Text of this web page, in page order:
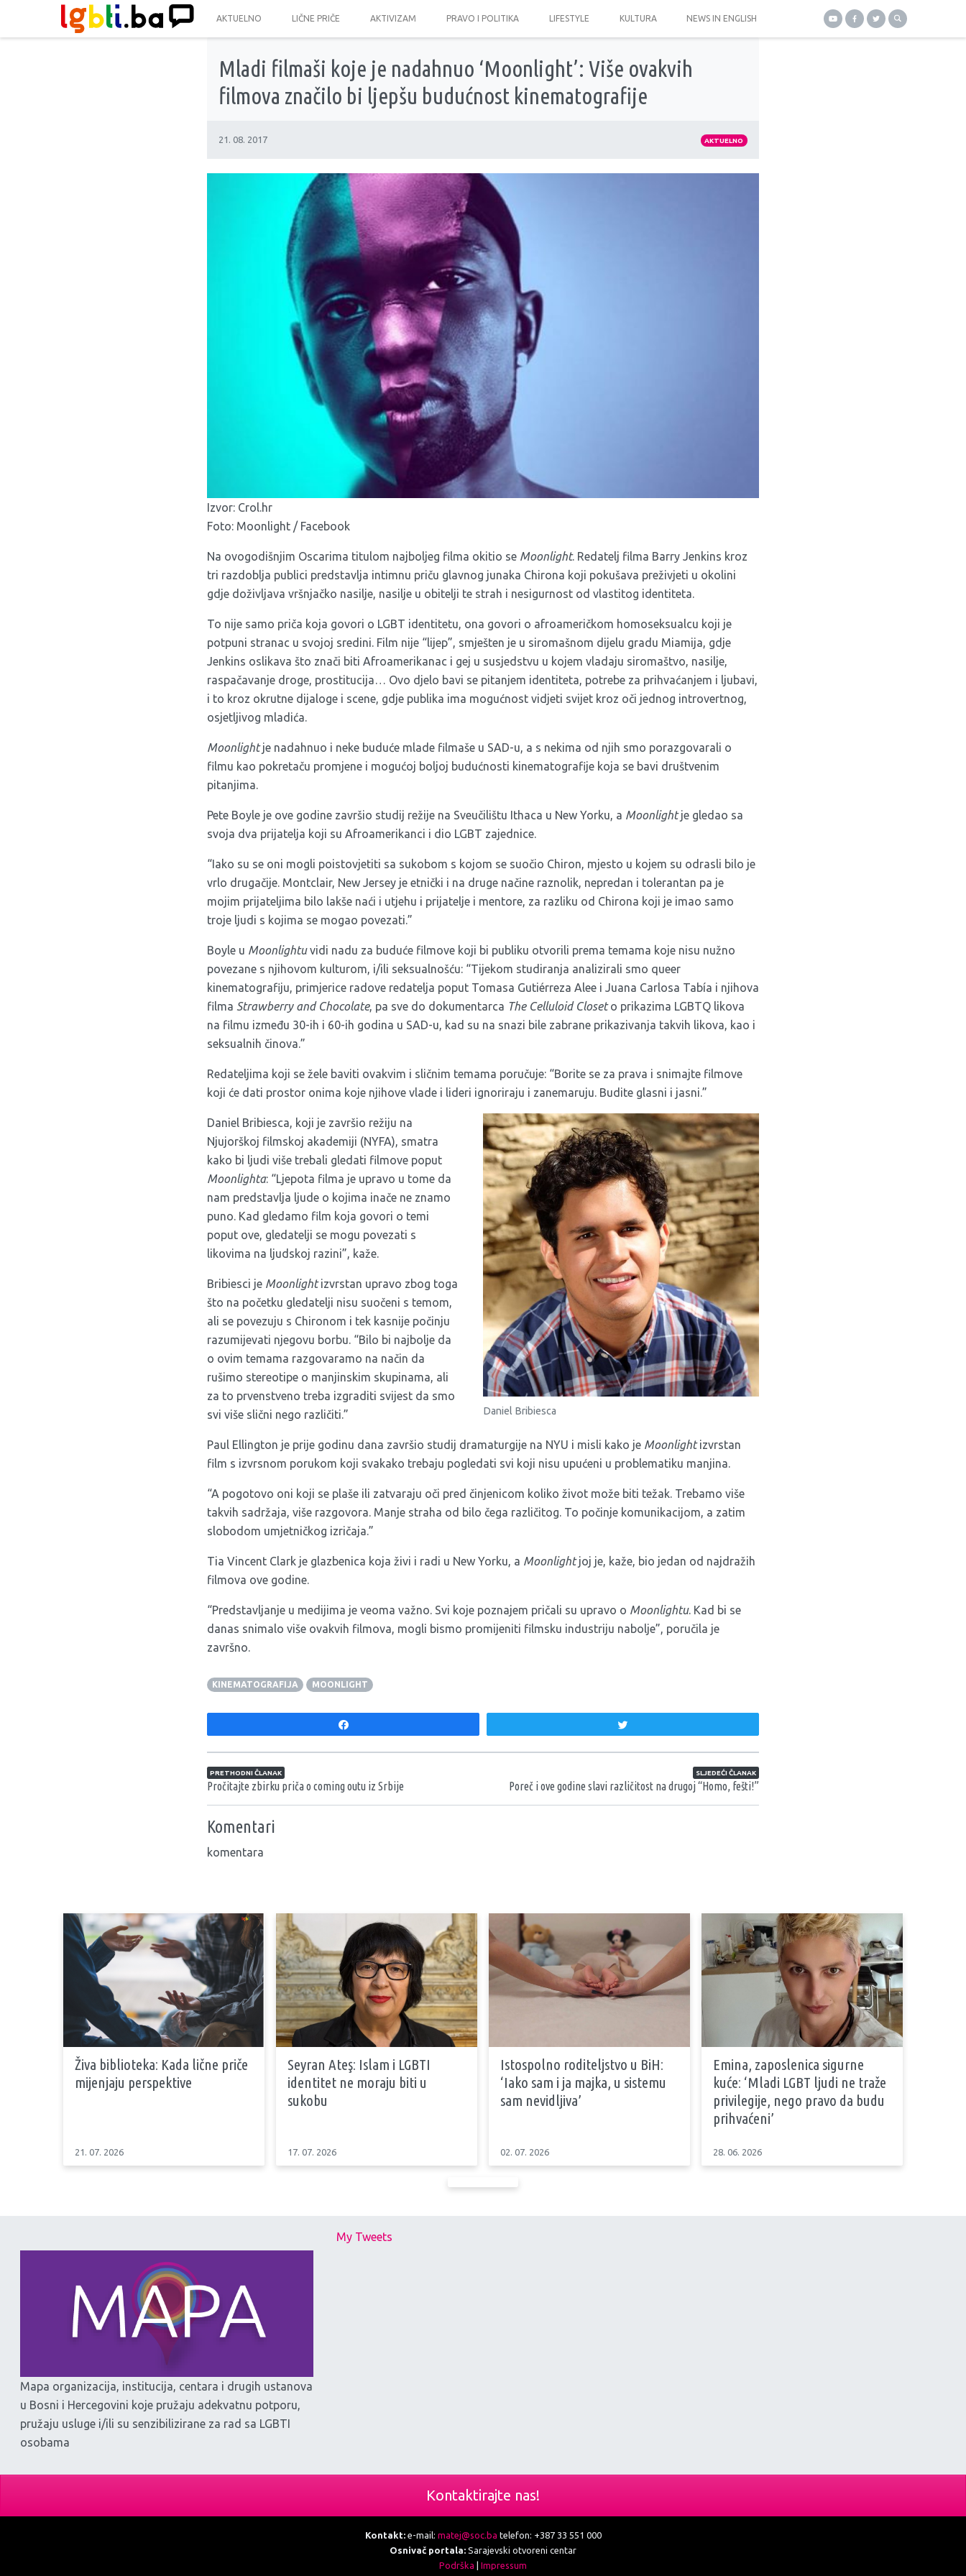
AKTUELNO LIČNE PRIČE AKTIVIZAM PRAVO I POLITIKA LIFESTYLE KULTURA NEWS IN ENGLISH
Mladi filmaši koje je nadahnuo ‘Moonlight’: Više ovakvih
filmova značilo bi ljepšu budućnost kinematografije
21. 08. 2017 AKTUELNO
Izvor: Crol.hr
Foto: Moonlight / Facebook
Na ovogodišnjim Oscarima titulom najboljeg filma okitio se Moonlight. Redatelj filma Barry Jenkins kroz
tri razdoblja publici predstavlja intimnu priču glavnog junaka Chirona koji pokušava preživjeti u okolini
gdje doživljava vršnjačko nasilje, nasilje u obitelji te strah i nesigurnost od vlastitog identiteta.
To nije samo priča koja govori o LGBT identitetu, ona govori o afroameričkom homoseksualcu koji je
potpuni stranac u svojoj sredini. Film nije “lijep”, smješten je u siromašnom dijelu gradu Miamija, gdje
Jenkins oslikava što znači biti Afroamerikanac i gej u susjedstvu u kojem vladaju siromaštvo, nasilje,
raspačavanje droge, prostitucija… Ovo djelo bavi se pitanjem identiteta, potrebe za prihvaćanjem i ljubavi,
i to kroz okrutne dijaloge i scene, gdje publika ima mogućnost vidjeti svijet kroz oči jednog introvertnog,
osjetljivog mladića.
Moonlightje nadahnuo i neke buduće mlade filmaše u SAD-u, a s nekima od njih smo porazgovarali o
filmu kao pokretaču promjene i mogućoj boljoj budućnosti kinematografije koja se bavi društvenim
pitanjima.
Pete Boyle je ove godine završio studij režije na Sveučilištu Ithaca u New Yorku, a Moonlightje gledao sa
svoja dva prijatelja koji su Afroamerikanci i dio LGBT zajednice.
“Iako su se oni mogli poistovjetiti sa sukobom s kojom se suočio Chiron, mjesto u kojem su odrasli bilo je
vrlo drugačije. Montclair, New Jersey je etnički i na druge načine raznolik, nepredan i tolerantan pa je
mojim prijateljima bilo lakše naći i utjehu i prijatelje i mentore, za razliku od Chirona koji je imao samo
troje ljudi s kojima se mogao povezati.”
Boyle u Moonlightuvidi nadu za buduće filmove koji bi publiku otvorili prema temama koje nisu nužno
povezane s njihovom kulturom, i/ili seksualnošću: “Tijekom studiranja analizirali smo queer
kinematografiju, primjerice radove redatelja poput Tomasa Gutiérreza Alee i Juana Carlosa Tabía i njihova
filma Strawberry and Chocolate, pa sve do dokumentarca The Celluloid Closeto prikazima LGBTQ likova
na filmu između 30-ih i 60-ih godina u SAD-u, kad su na snazi bile zabrane prikazivanja takvih likova, kao i
seksualnih činova.”
Redateljima koji se žele baviti ovakvim i sličnim temama poručuje: “Borite se za prava i snimajte filmove
koji će dati prostor onima koje njihove vlade i lideri ignoriraju i zanemaruju. Budite glasni i jasni.”
Daniel Bribiesca
Daniel Bribiesca, koji je završio režiju na
Njujorškoj filmskoj akademiji (NYFA), smatra
kako bi ljudi više trebali gledati filmove poput
Moonlighta: “Ljepota filma je upravo u tome da
nam predstavlja ljude o kojima inače ne znamo
puno. Kad gledamo film koja govori o temi
poput ove, gledatelji se mogu povezati s
likovima na ljudskoj razini”, kaže.
Bribiesci je Moonlightizvrstan upravo zbog toga
što na početku gledatelji nisu suočeni s temom,
ali se povezuju s Chironom i tek kasnije počinju
razumijevati njegovu borbu. “Bilo bi najbolje da
o ovim temama razgovaramo na način da
rušimo stereotipe o manjinskim skupinama, ali
za to prvenstveno treba izgraditi svijest da smo
svi više slični nego različiti.”
Paul Ellington je prije godinu dana završio studij dramaturgije na NYU i misli kako je Moonlightizvrstan
film s izvrsnom porukom koji svakako trebaju pogledati svi koji nisu upućeni u problematiku manjina.
“A pogotovo oni koji se plaše ili zatvaraju oči pred činjenicom koliko život može biti težak. Trebamo više
takvih sadržaja, više razgovora. Manje straha od bilo čega različitog. To počinje komunikacijom, a zatim
slobodom umjetničkog izričaja.”
Tia Vincent Clark je glazbenica koja živi i radi u New Yorku, a Moonlightjoj je, kaže, bio jedan od najdražih
filmova ove godine.
“Predstavljanje u medijima je veoma važno. Svi koje poznajem pričali su upravo o Moonlightu. Kad bi se
danas snimalo više ovakvih filmova, mogli bismo promijeniti filmsku industriju nabolje”, poručila je
završno.
KINEMATOGRAFIJA MOONLIGHT
Navigacija članaka
PRETHODNI ČLANAK
Pročitajte zbirku priča o coming outu iz Srbije
SLJEDEĆI ČLANAK
Poreč i ove godine slavi različitost na drugoj “Homo, fešti!”
Komentari
komentara
Živa biblioteka: Kada lične priče
mijenjaju perspektive
21. 07. 2026
Seyran Ateş: Islam i LGBTI
identitet ne moraju biti u
sukobu
17. 07. 2026
Istospolno roditeljstvo u BiH:
‘Iako sam i ja majka, u sistemu
sam nevidljiva’
02. 07. 2026
Emina, zaposlenica sigurne
kuće: ‘Mladi LGBT ljudi ne traže
privilegije, nego pravo da budu
prihvaćeni’
28. 06. 2026
Mapa organizacija, institucija, centara i drugih ustanova
u Bosni i Hercegovini koje pružaju adekvatnu potporu,
pružaju usluge i/ili su senzibilizirane za rad sa LGBTI
osobama
My Tweets
Kontaktirajte nas!
Kontakt:e-mail: matej@soc.ba telefon: +387 33 551 000
Osnivač portala: Sarajevski otvoreni centar
Podrška | Impressum